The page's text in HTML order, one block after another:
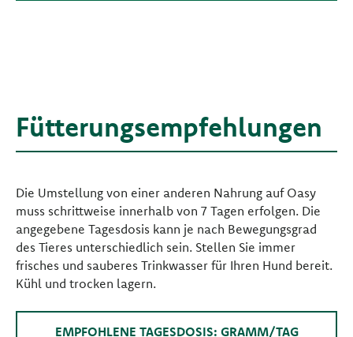
Fütterungsempfehlungen
Die Umstellung von einer anderen Nahrung auf Oasy
muss schrittweise innerhalb von 7 Tagen erfolgen. Die
angegebene Tagesdosis kann je nach Bewegungsgrad
des Tieres unterschiedlich sein. Stellen Sie immer
frisches und sauberes Trinkwasser für Ihren Hund bereit.
Kühl und trocken lagern.
EMPFOHLENE TAGESDOSIS: GRAMM/TAG